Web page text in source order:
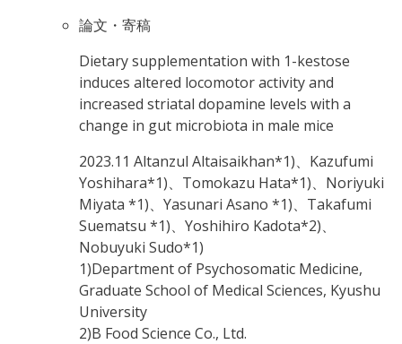
論文・寄稿
Dietary supplementation with 1-kestose
induces altered locomotor activity and
increased striatal dopamine levels with a
change in gut microbiota in male mice
2023.11 Altanzul Altaisaikhan*1)、Kazufumi
Yoshihara*1)、Tomokazu Hata*1)、Noriyuki
Miyata *1)、Yasunari Asano *1)、Takafumi
Suematsu *1)、Yoshihiro Kadota*2)、
Nobuyuki Sudo*1)
1)Department of Psychosomatic Medicine,
Graduate School of Medical Sciences, Kyushu
University
2)B Food Science Co., Ltd.